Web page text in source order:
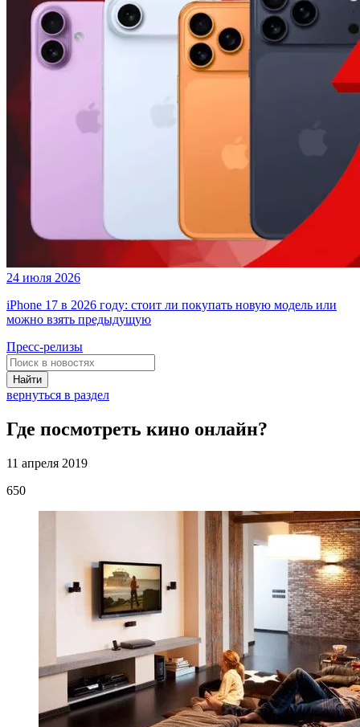
24 июля 2026
iPhone 17 в 2026 году: стоит ли покупать новую модель или
можно взять предыдущую
Пресс-релизы
Найти
вернуться в раздел
Где посмотреть кино онлайн?
11 апреля 2019
650